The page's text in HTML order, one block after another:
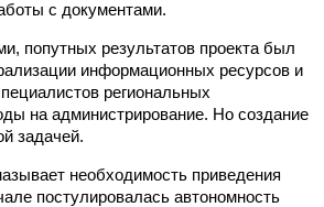
с документами.
попутных результатов проекта был
информационных ресурсов и
региональных
на администрирование. Но создание
задачей.
необходимость приведения
постулировалась автономность